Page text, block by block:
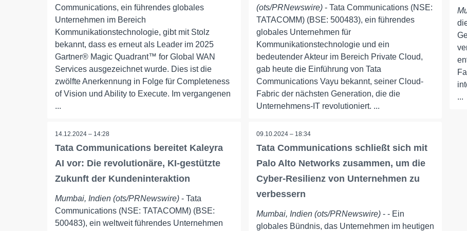
Communications, ein führendes globales
Unternehmen im Bereich
Kommunikationstechnologie, gibt mit Stolz
bekannt, dass es erneut als Leader im 2025
Gartner® Magic Quadrant™ for Global WAN
Services ausgezeichnet wurde. Dies ist die
zwölfte Anerkennung in Folge für Completeness
of Vision und Ability to Execute. Im vergangenen
...
(ots/PRNewswire)- Tata Communications (NSE:
TATACOMM) (BSE: 500483), ein führendes
globales Unternehmen für
Kommunikationstechnologie und ein
bedeutender Akteur im Bereich Private Cloud,
gab heute die Einführung von Tata
Communications Vayu bekannt, seiner Cloud-
Fabric der nächsten Generation, die die
Unternehmens-IT revolutioniert. ...
...
14.12.2024 – 14:28
Tata Communications bereitet Kaleyra
AI vor: Die revolutionäre, KI-gestützte
Zukunft der Kundeninteraktion
Mumbai, Indien (ots/PRNewswire) - Tata
Communications (NSE: TATACOMM) (BSE:
500483), ein weltweit führendes Unternehmen
09.10.2024 – 18:34
Tata Communications schließt sich mit
Palo Alto Networks zusammen, um die
Cyber-Resilienz von Unternehmen zu
verbessern
Mumbai, Indien (ots/PRNewswire)- - Ein
globales Bündnis, das Unternehmen im heutigen